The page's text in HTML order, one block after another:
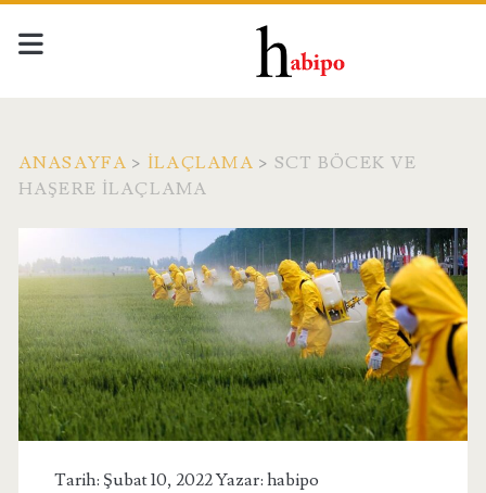
ANASAYFA > İLAÇLAMA > SCT BÖCEK VE
HAŞERE İLAÇLAMA
Tarih: Şubat 10, 2022 Yazar: habipo